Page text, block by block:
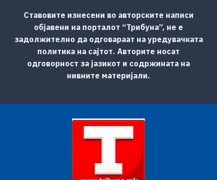
Ставовите изнесени во авторските написи
објавени на порталот “Трибуна”, не е
задолжително да одговараат на уредувачката
политика на сајтот. Авторите носат
одговорност за јазикот и содржината на
нивните материјали.